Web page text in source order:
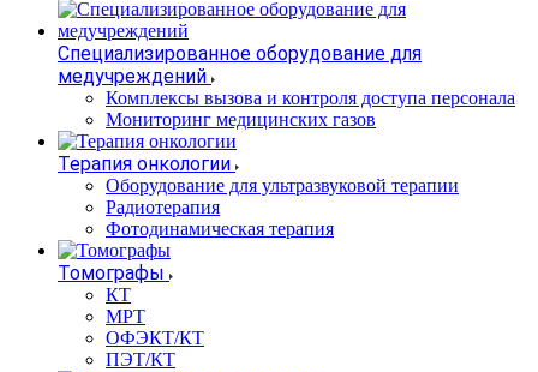
Специализированное оборудование для
медучреждений
Комплексы вызова и контроля доступа персонала
Мониторинг медицинских газов
Терапия онкологии
Оборудование для ультразвуковой терапии
Радиотерапия
Фотодинамическая терапия
Томографы
КТ
МРТ
ОФЭКТ/КТ
ПЭТ/КТ